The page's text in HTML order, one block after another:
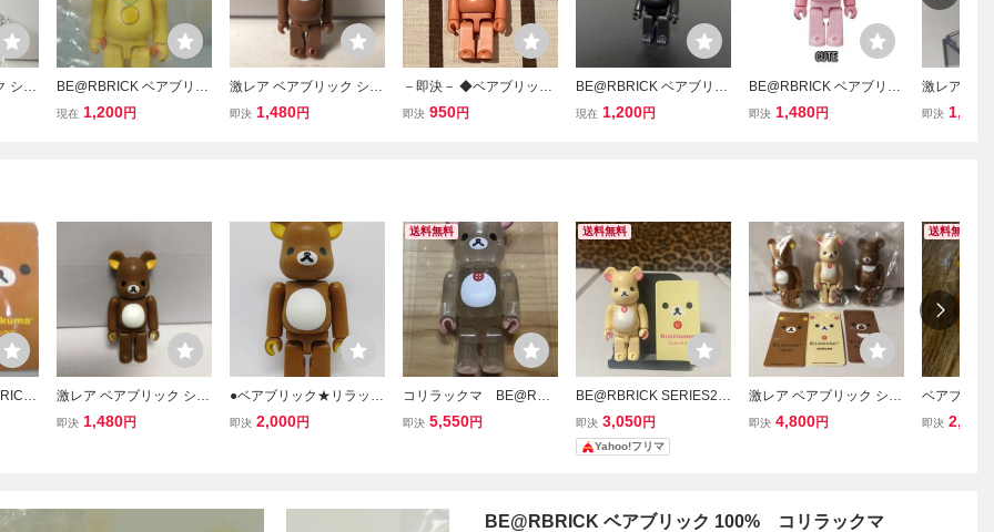
シリ
BE@RBRICK ベアブリッ
ク 100% テディベア 生
現在 1,200円
激レア ベアブリック シリ
ーズ2 cute ツキノワグマ
即決 1,480円
－即決－ ◆ベアブリック/
BE@RBRICK ［シリーズ
即決 950円
BE@RBRICK ベアブリッ
ク 100% シリーズ27 レッ
現在 1,200円
BE@RBRICK ベアブリッ
ク シリーズ 35 CUTE ポ
即決 1,480円
激レア ベ
ーズ10 ア
即決 1,280
激レア ベアブリック シリ
ーズ23 リラックマ(BE@
即決 1,480円
●ベアブリック★リラック
マ★シリーズ23 キュート
即決 2,000円
送料無料
コリラックマ BE@RBR
ICK ベアブリック コリラ
即決 5,550円
送料無料
BE@RBRICK SERIES23
CUTE ベージュヴァージ
ョンです。リラックマ 10
0%
即決 3,050円
Yahoo!フリマ
激レア ベアブリック シリ
ーズ45 リラックマ & コリ
即決 4,800円
送料無料
ベアブリッ
CK シリー
即決 2,980
BE@RBRICK ベアブリック 100% コリラックマ